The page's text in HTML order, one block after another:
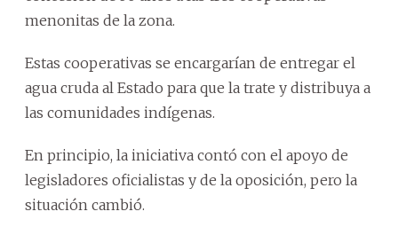
menonitas de la zona.
Estas cooperativas se encargarían de entregar el
agua cruda al Estado para que la trate y distribuya a
las comunidades indígenas.
En principio, la iniciativa contó con el apoyo de
legisladores oficialistas y de la oposición, pero la
situación cambió.